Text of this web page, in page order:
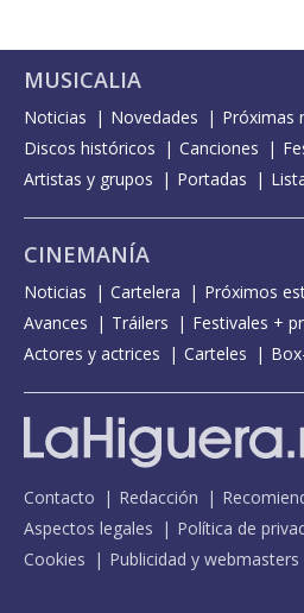
MUSICALIA
Noticias Novedades
Próximas
Discos históricos
Canciones
Artistas y grupos
Portadas
CINEMANÍA
Noticias Cartelera Próximos
Avances
Tráilers
Festivales +
Actores y actrices
Carteles
Contacto Redacción
Aspectos legales
Política de
Cookies
Publicidad y webmasters